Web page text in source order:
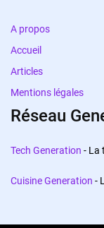
A propos
Accueil
Articles
Mentions légales
Réseau
Tech Generation - La
Cuisine Generation -